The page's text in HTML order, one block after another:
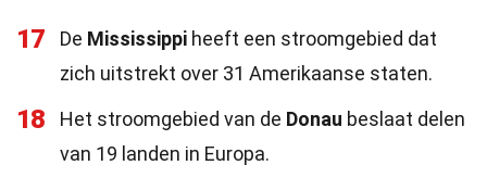
17 De Mississippi heeft een stroomgebied dat
zich uitstrekt over 31 Amerikaanse staten.
18 Het stroomgebied van de Donau beslaat delen
van 19 landen in Europa.